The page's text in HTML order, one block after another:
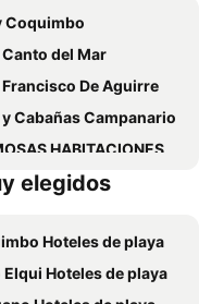
Coquimbo
del Mar
De Aguirre
Cabañas Campanario
PARA 1,2,3 ó 4 PERSONAS EN LA SERENA
La Serena - Caja Los Andes
Suri
Juan
elegidos
Hoteles de playa
Elqui Hoteles de playa